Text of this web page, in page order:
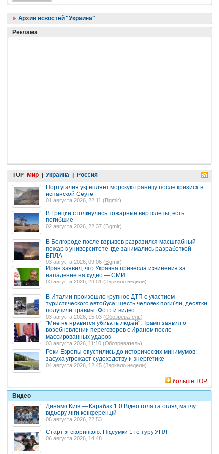
Архив новостей "Украина"
Реклама
TOP Мир | Украина | Россия
Португалия укрепляет морскую границу после кризиса в
испанской Сеуте
01 августа 2026, 22:11 (Bigmir)
В Греции столкнулись пожарные вертолеты, есть
погибшие
02 августа 2026, 22:37 ( Bigmir)
В Белгороде после взрывов разразился масштабный
пожар в университете, где занимались разработкой
БПЛА
03 августа 2026, 09:06 (Bigmir)
Иран заявил, что Украина принесла извинения за
нападение на судно — СМИ
03 августа 2026, 23:51 (Зеркало недели)
В Италии произошло крупное ДТП с участием
туристического автобуса: шесть человек погибли, десятки
получили травмы. Фото и видео
03 августа 2026, 15:03 (Обозреватель)
"Мне не нравится убивать людей": Трамп заявил о
возобновлении переговоров с Ираном после
массированных ударов
03 августа 2026, 11:10 (Обозреватель)
Реки Европы опустились до исторических минимумов:
засуха угрожает судоходству и энергетике
04 августа 2026, 12:45 (Зеркало недели)
больше TOP
Видео
Динамо Київ — Карабах 1:0 Відео гола та огляд матчу
відбору Ліги конференцій
06 августа 2026, 22:53
Старт зі скоринкою. Підсумки 1-го туру УПЛ
06 августа 2026, 14:48